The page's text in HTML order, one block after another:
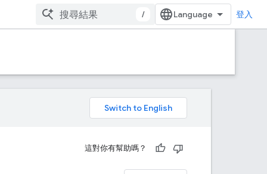
/ 登入
這對你有幫助嗎？